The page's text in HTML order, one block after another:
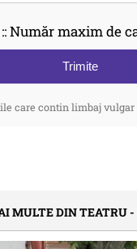
Număr maxim de
Trimite
care contin limbaj vulgar
MULTE DIN TEATRU -